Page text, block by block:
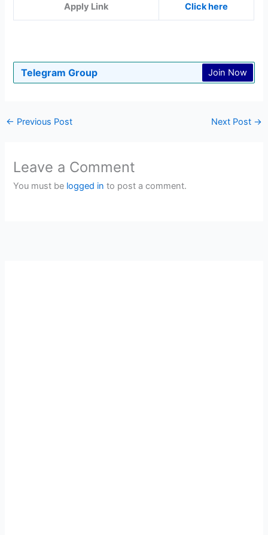
Apply Link Click here
Telegram Group Join Now
← Previous Post Next Post →
Leave a Comment
You must be logged in to post a comment.